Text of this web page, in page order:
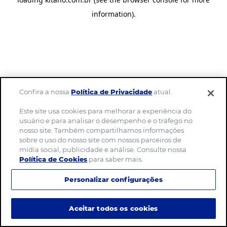
information).
Confira a nossaPolítica de Privacidadeatual.
Este site usa cookies para melhorar a experiência do
usuário e para analisar o desempenho e o tráfego no
nosso site. Também compartilhamos informações
sobre o uso do nosso site com nossos parceiros de
mídia social, publicidade e análise. Consulte nossa
Política de Cookies para saber mais.
Personalizar configurações
Aceitar todos os cookies